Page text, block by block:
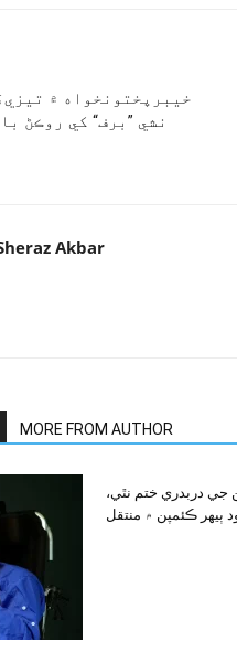
خيبرپختونخواه ۾
نشي ”برف“ کي روڪڻ
Akbar
MORE FROM AUTHOR
جي دربدري ختم نٿي،
ٻيهر ڪئمپن ۾ منتقل